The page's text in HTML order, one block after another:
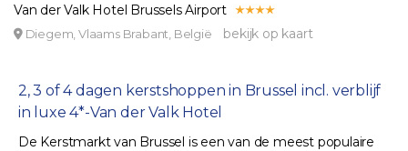
Van der Valk Hotel Brussels Airport
Diegem, Vlaams Brabant, België bekijk op kaart
2, 3 of 4 dagen kerstshoppen in Brussel incl. verblijf
in luxe 4*-Van der Valk Hotel
De Kerstmarkt van Brussel is een van de meest populaire